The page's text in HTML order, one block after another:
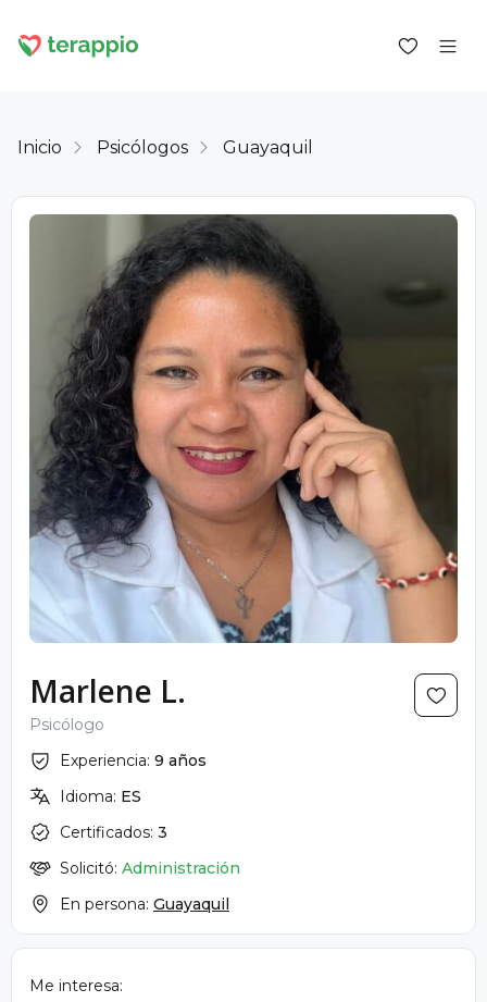
Iniciar sesión como psicólogo
Para los psicólogos
Sobre terappio
Preguntas y respuestas
office@terappio.com
Inicio Psicólogos Guayaquil
Marlene L.
Psicólogo
Experiencia: 9 años
Idioma: ES
Certificados: 3
Solicitó: Administración
En persona: Guayaquil
Me interesa: